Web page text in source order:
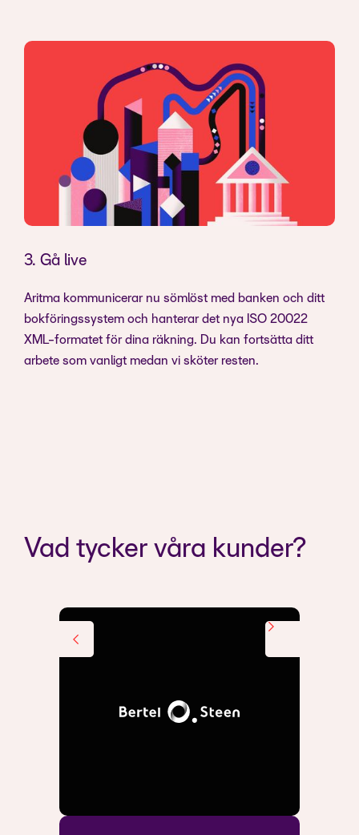
3. Gå live
Aritma kommunicerar nu sömlöst med banken och ditt
bokföringssystem och hanterar det nya ISO 20022
XML-formatet för dina räkning. Du kan fortsätta ditt
arbete som vanligt medan vi sköter resten.
Vad tycker våra kunder?